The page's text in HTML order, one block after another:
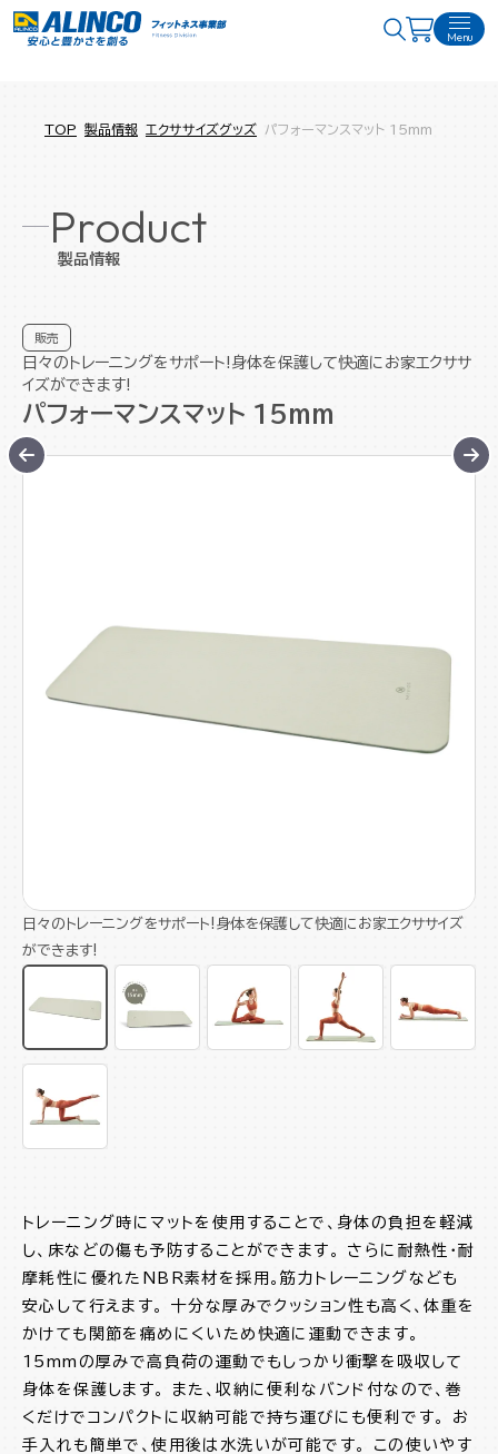
Menu
TOP 製品情報 エクササイズグッズ パフォーマンスマット 15mm
Product
製品情報
販売
日々のトレーニングをサポート!身体を保護して快適にお家エクササ
イズができます!
パフォーマンスマット 15mm
日々のトレーニングをサポート!身体を保護して快適にお家エクササイズ
ができます!
トレーニング時にマットを使用することで、身体の負担を軽減
し、床などの傷も予防することができます。 さらに耐熱性・耐
摩耗性に優れたNBR素材を採用。筋力トレーニングなども
安心して行えます。 十分な厚みでクッション性も高く、体重を
かけても関節を痛めにくいため快適に運動できます。
15mmの厚みで高負荷の運動でもしっかり衝撃を吸収して
身体を保護します。 また、収納に便利なバンド付なので、巻
くだけでコンパクトに収納可能で持ち運びにも便利です。 お
手入れも簡単で、使用後は水洗いが可能です。 この使いやす